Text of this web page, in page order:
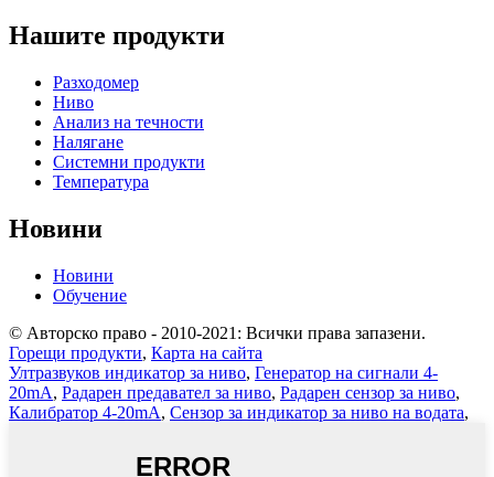
Нашите продукти
Разходомер
Ниво
Анализ на течности
Налягане
Системни продукти
Температура
Новини
Новини
Обучение
© Авторско право - 2010-2021: Всички права запазени.
Горещи продукти, Карта на сайта
Ултразвуков индикатор за ниво, Генератор на сигнали 4-
20mA, Радарен предавател за ниво, Радарен сензор за ниво,
Калибратор 4-20mA, Сензор за индикатор за ниво на водата,